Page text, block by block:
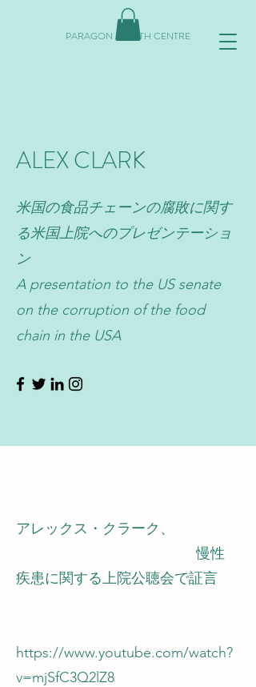
PARAGON HEALTH CENTRE
ALEX CLARK
米国の食品チェーンの腐敗に関す
る米国上院へのプレゼンテーショ
ン
A presentation to the US senate
on the corruption of the food
chain in the USA
アレックス・クラーク、
慢性
疾患に関する上院公聴会で証言
https://www.youtube.com/watch?
v=mjSfC3Q2lZ8